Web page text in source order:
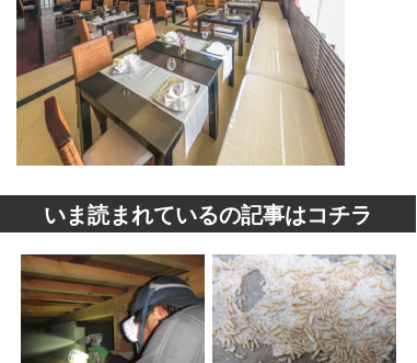
いま読まれているの記事はコチラ